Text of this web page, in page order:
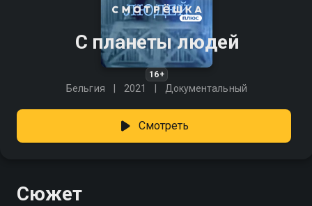
С планеты людей
16+
Бельгия 2021 Документальный
Смотреть
Сюжет